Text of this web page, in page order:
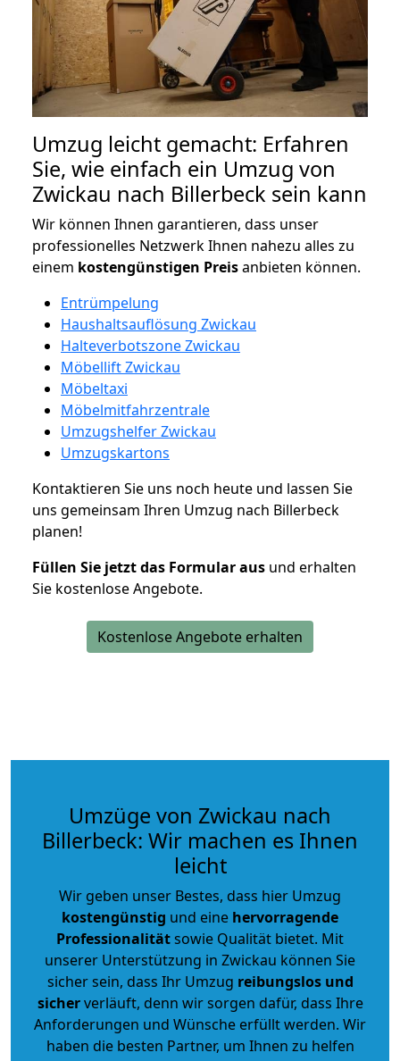
Umzug leicht gemacht: Erfahren
Sie, wie einfach ein Umzug von
Zwickau nach Billerbeck sein kann
Wir können Ihnen garantieren, dass unser
professionelles Netzwerk Ihnen nahezu alles zu
einem kostengünstigen Preisanbieten können.
Entrümpelung
Haushaltsauflösung Zwickau
Halteverbotszone Zwickau
Möbellift Zwickau
Möbeltaxi
Möbelmitfahrzentrale
Umzugshelfer Zwickau
Umzugskartons
Kontaktieren Sie uns noch heute und lassen Sie
uns gemeinsam Ihren Umzug nach Billerbeck
planen!
Füllen Sie jetzt das Formular aus und erhalten
Sie kostenlose Angebote.
Kostenlose Angebote erhalten
Umzüge von Zwickau nach
Billerbeck: Wir machen es Ihnen
leicht
Wir geben unser Bestes, dass hier Umzug
kostengünstig und eine hervorragende
Professionalitätsowie Qualität bietet. Mit
unserer Unterstützung in Zwickau können Sie
sicher sein, dass Ihr Umzug reibungslos und
sicherverläuft, denn wir sorgen dafür, dass Ihre
Anforderungen und Wünsche erfüllt werden. Wir
haben die besten Partner, um Ihnen zu helfen